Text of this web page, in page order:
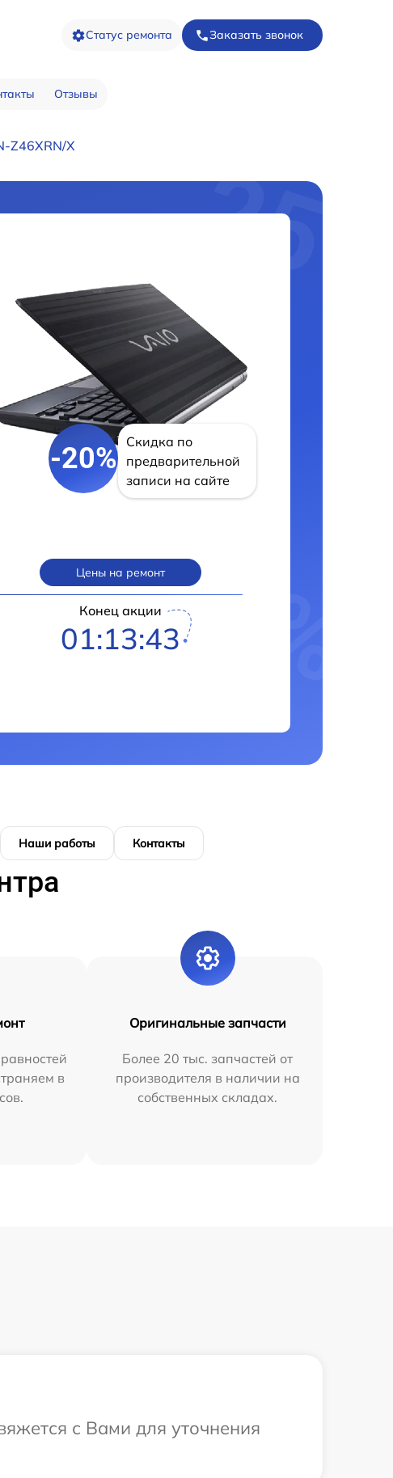
Статус ремонта Заказать звонок
Отзывы
Z46XRN/X
-20%
Скидка по
предварительной
записи на сайте
Цены на ремонт
Конец акции
01:13:41
Наши работы Контакты
в
Оригинальные запчасти
Более 20 тыс. запчастей от
производителя в наличии на
собственных складах.
с Вами для уточнения